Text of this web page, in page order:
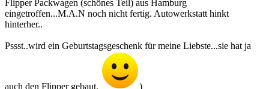
Flipper Packwagen (schönes Teil) aus Hamburg
eingetroffen...M.A.N noch nicht fertig. Autowerkstatt hinkt
hinterher..
Pssst..wird ein Geburtstagsgeschenk für meine Liebste...sie hat ja
auch den Flipper gebaut. )